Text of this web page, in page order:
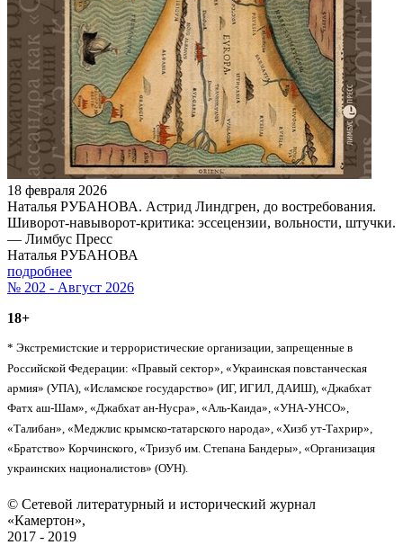
18 февраля 2026
Наталья РУБАНОВА. Астрид Линдгрен, до востребования.
Шиворот-навыворот-критика: эссецензии, вольности, штучки.
— Лимбус Пресс
Наталья РУБАНОВА
подробнее
№ 202 - Август 2026
18+
* Экстремистские и террористические организации, запрещенные в
Российской Федерации: «Правый сектор», «Украинская повстанческая
армия» (УПА), «Исламское государство» (ИГ, ИГИЛ, ДАИШ), «Джабхат
Фатх аш-Шам», «Джабхат ан-Нусра», «Аль-Каида», «УНА-УНСО»,
«Талибан», «Меджлис крымско-татарского народа», «Хизб ут-Тахрир»,
«Братство» Корчинского, «Тризуб им. Степана Бандеры», «Организация
украинских националистов» (ОУН).
© Сетевой литературный и исторический журнал
«Камертон»,
2017 - 2019